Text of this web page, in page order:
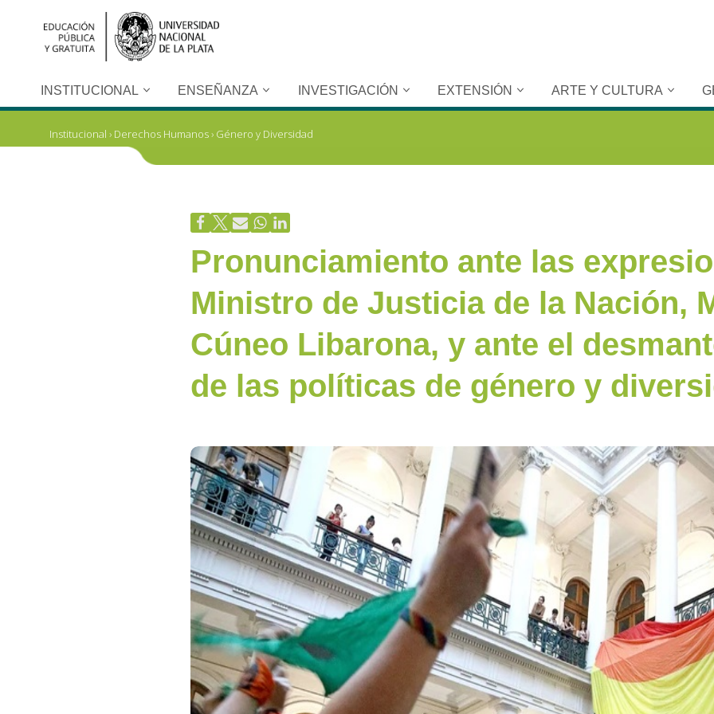
contenidoINSTITUCIONAL ENSEÑANZA INVESTIGACIÓN EXTENSIÓN ARTE Y CULTURA
Institucional › Derechos Humanos› Género y Diversidad
Pronunciamiento ante las
Ministro de Justicia de la Nación,
Cúneo Libarona, y ante el
de las políticas de género y